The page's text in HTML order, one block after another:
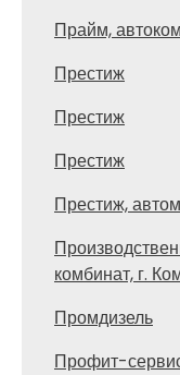
Прайм,
Престиж
Престиж
Престиж
Престиж,
комбинат, г.
Промдизель
Профит-